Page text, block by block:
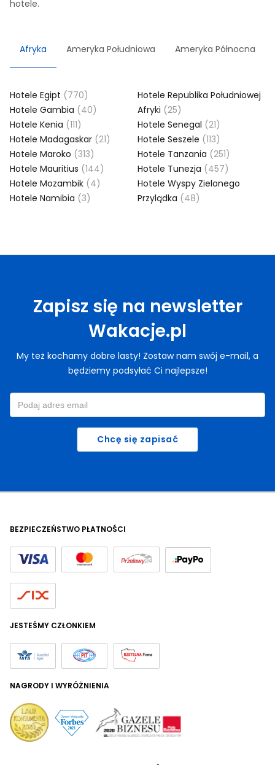
hotele.
Afryka Ameryka Południowa Ameryka Północna
Hotele Egipt (770)
Hotele Gambia (40)
Hotele Kenia (111)
Hotele Madagaskar (21)
Hotele Maroko (313)
Hotele Mauritius (144)
Hotele Mozambik (4)
Hotele Namibia (3)
Hotele Republika Południowej
Afryki (25)
Hotele Senegal (21)
Hotele Seszele (113)
Hotele Tanzania (251)
Hotele Tunezja (457)
Hotele Wyspy Zielonego
Przylądka (48)
Zapisz się na newsletter
Wakacje.pl
My też kochamy dobre lasty! Zostaw nam swój e-mail, a
będziemy podsyłać Ci najlepsze!
Chcę się zapisać
BEZPIECZEŃSTWO PŁATNOŚCI
JESTEŚMY CZŁONKIEM
NAGRODY I WYRÓŻNIENIA